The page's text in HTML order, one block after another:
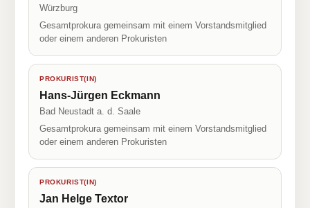
Würzburg
Gesamtprokura gemeinsam mit einem Vorstandsmitglied
oder einem anderen Prokuristen
PROKURIST(IN)
Hans-Jürgen Eckmann
Bad Neustadt a. d. Saale
Gesamtprokura gemeinsam mit einem Vorstandsmitglied
oder einem anderen Prokuristen
PROKURIST(IN)
Jan Helge Textor